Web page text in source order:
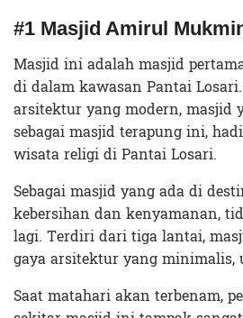
#1 Masjid Amirul
Masjid ini adalah masjid
di dalam kawasan Pantai
arsitektur yang modern, masjid
sebagai masjid terapung ini,
wisata religi di Pantai Losari.
Sebagai masjid yang ada di
kebersihan dan kenyamanan,
lagi. Terdiri dari tiga lantai,
gaya arsitektur yang minimalis,
Saat matahari akan terbenam,